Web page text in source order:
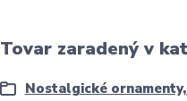
Tovar zaradený v
Nostalgické